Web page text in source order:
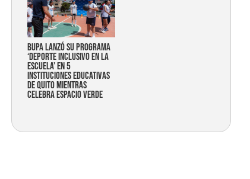
Bupa lanzó su programa
‘Deporte Inclusivo en la
Escuela’ en 5
instituciones educativas
de Quito mientras
celebra espacio verde